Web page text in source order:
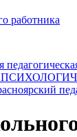
работника